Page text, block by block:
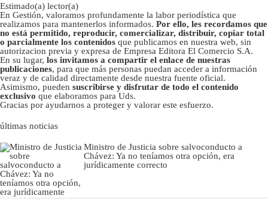
Estimado(a) lector(a)
En Gestión, valoramos profundamente la labor periodística que
realizamos para mantenerlos informados. Por ello, les recordamos que
no está permitido, reproducir, comercializar, distribuir, copiar total
o parcialmente los contenidos que publicamos en nuestra web, sin
autorizacion previa y expresa de Empresa Editora El Comercio S.A.
En su lugar, los invitamos a compartir el enlace de nuestras
publicaciones, para que más personas puedan acceder a información
veraz y de calidad directamente desde nuestra fuente oficial.
Asimismo, pueden suscribirse y disfrutar de todo el contenido
exclusivo que elaboramos para Uds.
Gracias por ayudarnos a proteger y valorar este esfuerzo.
últimas noticias
Ministro de Justicia sobre salvoconducto a
Chávez: Ya no teníamos otra opción, era
jurídicamente correcto